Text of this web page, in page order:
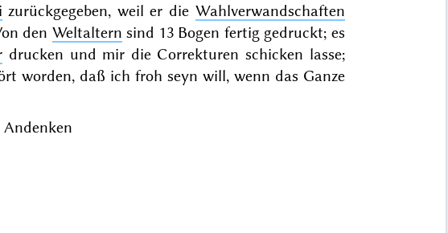
zurückgegeben, weil er die Wahlverwandschaften
den Weltaltern sind 13 Bogen fertig gedruckt; es
drucken und mir die Correkturen schicken lasse;
worden, daß ich froh seyn will, wenn das Ganze